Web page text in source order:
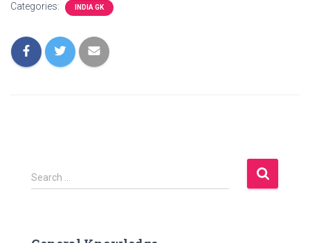
Categories: INDIA GK
S
e
Search …